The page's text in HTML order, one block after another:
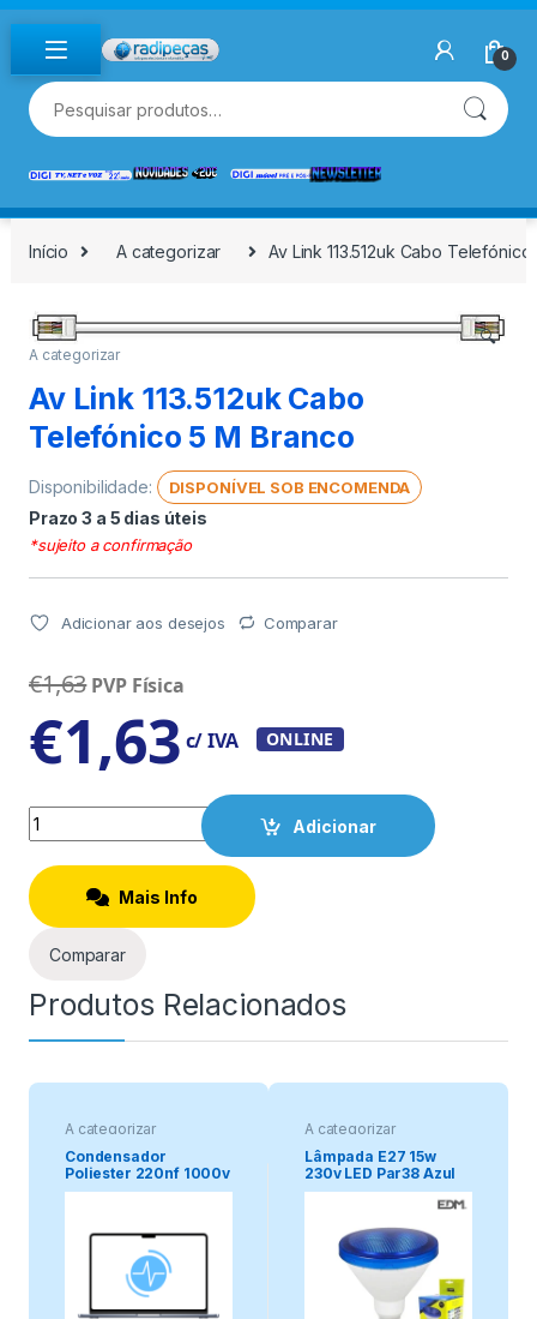
Skip to navigation
Skip to content
0
Pesquisar por:
Início A categorizar Av Link 113.512uk Cabo
🔍
A categorizar
Av Link 113.512uk Cabo
Telefónico 5 M Branco
Disponibilidade: DISPONÍVEL SOB ENCOMENDA
Prazo 3 a 5 dias úteis
*sujeito a confirmação
Adicionar aos desejos Comparar
€1,63 PVP Física
€1,63 c/ IVA ONLINE
Quantity
Adicionar
Mais Info
Comparar
Produtos Relacionados
A categorizar
Condensador
Poliester 220nf 1000v
A categorizar
Lâmpada E27 15w
230v LED Par38 Azul
Ip64 1200lm